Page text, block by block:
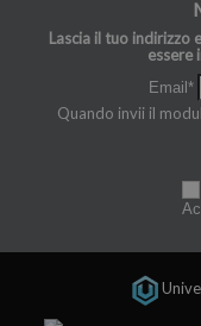
Lascia il tuo indirizzo
essere
Email*
Quando invii il